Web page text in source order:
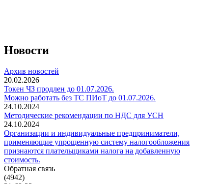
Новости
Архив новостей
20.02.2026
Токен ЧЗ продлен до 01.07.2026.
Можно работать без ТС ПИоТ до 01.07.2026.
24.10.2024
Методические рекомендации по НДС для УСН
24.10.2024
Организации и индивидуальные предприниматели,
применяющие упрощенную систему налогообложения
признаются плательщиками налога на добавленную
стоимость.
Обратная связь
(4942)